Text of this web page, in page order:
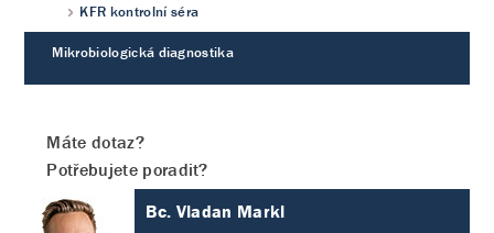
KFR kontrolní séra
Mikrobiologická diagnostika
Máte dotaz?
Potřebujete poradit?
Bc. Vladan Markl